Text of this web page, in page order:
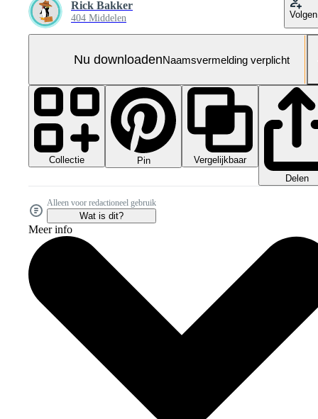
Rick Bakker
404 Middelen Volgen
Nu downloadenNaamsvermelding verplicht
Collectie Pin
Vergelijkbaar
Delen
Alleen voor redactioneel gebruik
Wat is dit?
Meer info